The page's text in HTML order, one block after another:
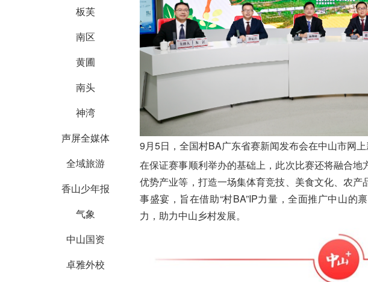
板芙
南区
黄圃
南头
神湾
声屏全媒体
全域旅游
香山少年报
气象
中山国资
卓雅外校
9月5日，全国村BA广东省赛新闻发布会在中山市网
在保证赛事顺利举办的基础上，此次比赛还将融合地
优势产业等，打造一场集体育竞技、美食文化、农
事盛宴，旨在借助“村BA”IP力量，全面推广中山的
力，助力中山乡村发展。